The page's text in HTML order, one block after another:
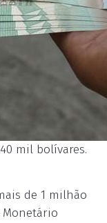
mil bolívares.
de 1 milhão